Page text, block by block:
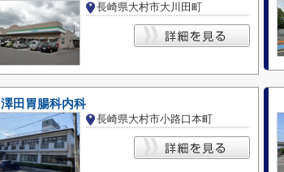
長崎県大村市大川田町
澤田胃腸科内科
長崎県大村市小路口本町